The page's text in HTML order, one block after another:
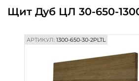
Контакты
Щит Дуб ЦЛ 30-650-
АРТИКУЛ:1300-650-30-2PLTL